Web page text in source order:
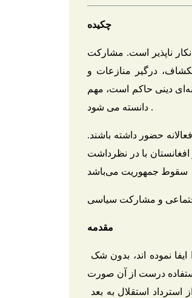
چکیده
ناپذیر است. مشارکت
درگیر منازعات و
دینی حاکم است، مهم
دانسته می شود.
حضور داشته باشند.
با در نظرداشت
و مشارکت سیاسی
مقدمه
نموده اند، بدون شک
درست از آن صورت
استقلال به بعد